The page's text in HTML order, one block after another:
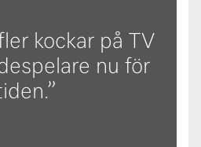
kockar på TV
nu för